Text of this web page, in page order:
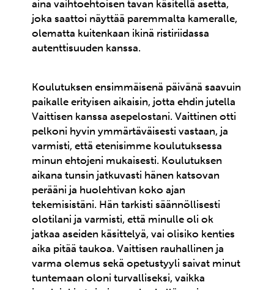
aina vaihtoehtoisen tavan käsitellä asetta,
joka saattoi näyttää paremmalta kameralle,
olematta kuitenkaan ikinä ristiriidassa
autenttisuuden kanssa.
Koulutuksen ensimmäisenä päivänä saavuin
paikalle erityisen aikaisin, jotta ehdin jutella
Vaittisen kanssa asepelostani. Vaittinen otti
pelkoni hyvin ymmärtäväisesti vastaan, ja
varmisti, että etenisimme koulutuksessa
minun ehtojeni mukaisesti. Koulutuksen
aikana tunsin jatkuvasti hänen katsovan
perääni ja huolehtivan koko ajan
tekemisistäni. Hän tarkisti säännöllisesti
olotilani ja varmisti, että minulle oli ok
jatkaa aseiden käsittelyä, vai olisiko kenties
aika pitää taukoa. Vaittisen rauhallinen ja
varma olemus sekä opetustyyli saivat minut
tuntemaan oloni turvalliseksi, vaikka